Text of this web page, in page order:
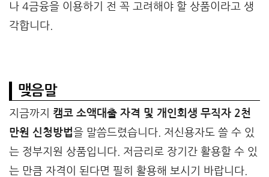
나 4금융을 이용하기 전 꼭 고려해야 할 상품이라고 생
각합니다.
맺음말
지금까지 캠코 소액대출 자격 및 개인회생 무직자 2천
만원 신청방법을 말씀드렸습니다. 저신용자도 쓸 수 있
는 정부지원 상품입니다. 저금리로 장기간 활용할 수 있
는 만큼 자격이 된다면 필히 활용해 보시기 바랍니다.